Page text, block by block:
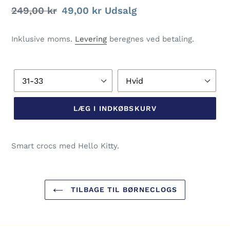
Normalpris
249,00 kr Udsalgspris
49,00 kr Udsalg
Inklusive moms. Levering beregnes ved betaling.
LÆG I INDKØBSKURV
produkt
Smart crocs med Hello Kitty.
TILBAGE TIL BØRNECLOGS